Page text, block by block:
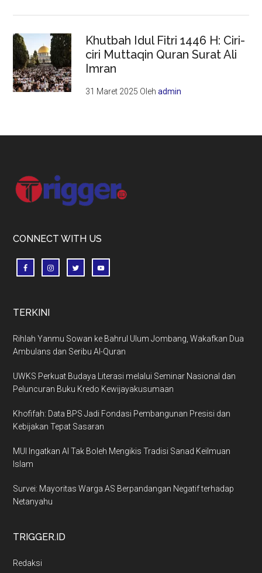
Khutbah Idul Fitri 1446 H: Ciri-
ciri Muttaqin Quran Surat Ali
Imran
31 Maret 2025 Olehadmin
Footer
CONNECT WITH US
TERKINI
Rihlah Yanmu Sowan ke Bahrul Ulum Jombang, Wakafkan Dua
Ambulans dan Seribu Al-Quran
UWKS Perkuat Budaya Literasi melalui Seminar Nasional dan
Peluncuran Buku Kredo Kewijayakusumaan
Khofifah: Data BPS Jadi Fondasi Pembangunan Presisi dan
Kebijakan Tepat Sasaran
MUI Ingatkan AI Tak Boleh Mengikis Tradisi Sanad Keilmuan
Islam
Survei: Mayoritas Warga AS Berpandangan Negatif terhadap
Netanyahu
TRIGGER.ID
Redaksi